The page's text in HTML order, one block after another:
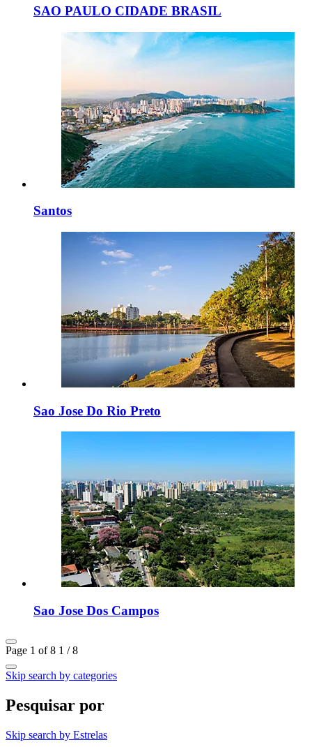
SAO PAULO CIDADE BRASIL
Santos
Sao Jose Do Rio Preto
Sao Jose Dos Campos
Page 1 of 8 1 / 8
Skip search by categories
Pesquisar por
Skip search by Estrelas